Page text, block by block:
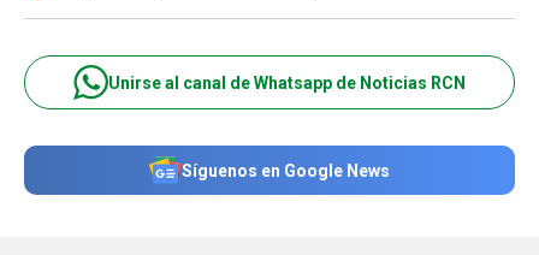
Unirse al canal de Whatsapp de Noticias RCN
Síguenos en Google News